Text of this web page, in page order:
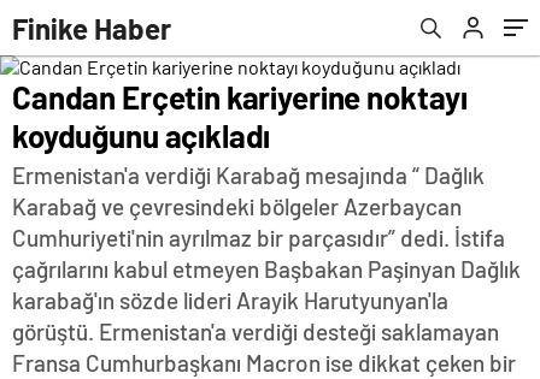
Finike Haber
Candan Erçetin kariyerine noktayı
koyduğunu açıkladı
Ermenistan'a verdiği Karabağ mesajında “ Dağlık
Karabağ ve çevresindeki bölgeler Azerbaycan
Cumhuriyeti'nin ayrılmaz bir parçasıdır” dedi. İstifa
çağrılarını kabul etmeyen Başbakan Paşinyan Dağlık
karabağ'ın sözde lideri Arayik Harutyunyan'la
görüştü. Ermenistan'a verdiği desteği saklamayan
Fransa Cumhurbaşkanı Macron ise dikkat çeken bir